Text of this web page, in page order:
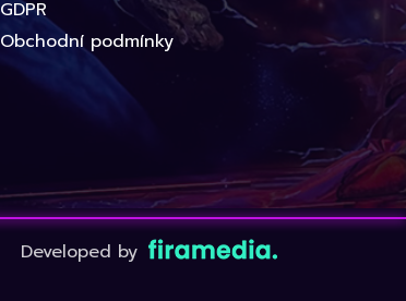
GDPR
Obchodní podmínky
Developed by